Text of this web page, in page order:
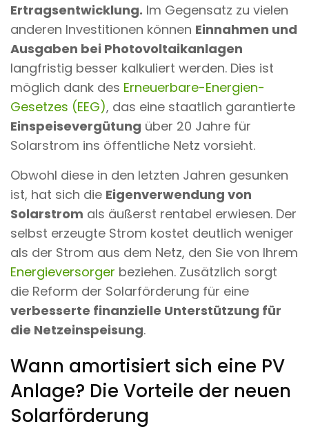
Ertragsentwicklung. Im Gegensatz zu vielen
anderen Investitionen können Einnahmen und
Ausgaben bei Photovoltaikanlagen
langfristig besser kalkuliert werden. Dies ist
möglich dank des Erneuerbare-Energien-
Gesetzes (EEG), das eine staatlich garantierte
Einspeisevergütung über 20 Jahre für
Solarstrom ins öffentliche Netz vorsieht.
Obwohl diese in den letzten Jahren gesunken
ist, hat sich die Eigenverwendung von
Solarstrom als äußerst rentabel erwiesen. Der
selbst erzeugte Strom kostet deutlich weniger
als der Strom aus dem Netz, den Sie von Ihrem
Energieversorger beziehen. Zusätzlich sorgt
die Reform der Solarförderung für eine
verbesserte finanzielle Unterstützung für
die Netzeinspeisung.
Wann amortisiert sich eine PV
Anlage? Die Vorteile der neuen
Solarförderung